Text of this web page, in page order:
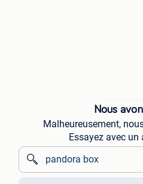
Nous
Malheureusement,
Essayez avec un